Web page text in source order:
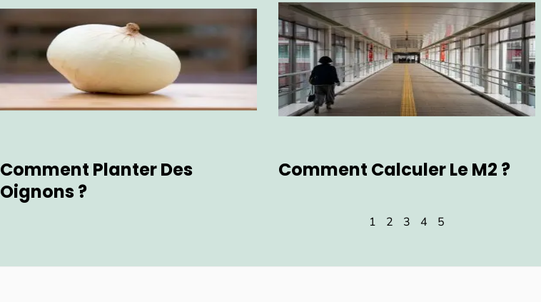
Comment Planter Des
Oignons ?
Comment Calculer Le M2 ?
1 2 3 4 5